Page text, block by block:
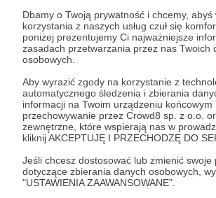
Dbamy o Twoją prywatność i chcemy, abyś
korzystania z naszych usług czuł się
poniżej prezentujemy Ci najważniejsze
zasadach przetwarzania przez nas Twoich
osobowych.
Aby wyrazić zgody na korzystanie z
automatycznego śledzenia i zbierania
informacji na Twoim urządzeniu końcowym
przechowywanie przez Crowd8 sp. z o.o.
zewnętrzne, które wspierają nas w
kliknij AKCEPTUJĘ I PRZECHODZĘ DO
Jeśli chcesz dostosować lub zmienić swoje
dotyczące zbierania danych osobowych,
"USTAWIENIA ZAAWANSOWANE".
Wiele słyszałem o tej imprezie dobrego ,
zapraszał mnie abym mógł osobiście
wygląda ” Największa Rodzinna impreza
Polsce “ Na początku roku kiedy dostałem telefon od
Lucia z zapytanie czy przyjadę na imprezę i
że wszystko dobrze się składało bo to był
razem z rodziną wracaliśmy na stałe do
odpowiedź była krótka ” Tak przyjeżdżamy
lucio